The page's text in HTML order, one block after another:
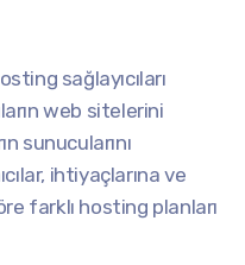
sağlayıcıları
web sitelerini
sunucularını
ihtiyaçlarına ve
farklı hosting planları